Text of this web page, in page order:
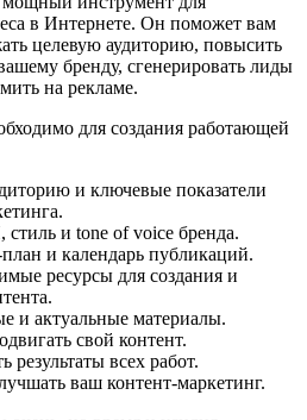
в Интернете. Он поможет вам
целевую аудиторию, повысить
бренду, сгенерировать лиды
на рекламе.
для создания работающей
и ключевые показатели
и tone of voice бренда.
план и календарь публикаций.
ресурсы для создания и
и актуальные материалы.
свой контент.
результаты всех работ.
ваш контент-маркетинг.